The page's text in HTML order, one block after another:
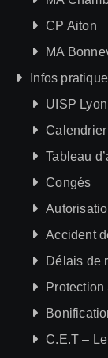
CP Aiton
MA
Infos
UISP
Tableau
Congés
Accident
Délais de
Protection
C.E.T –